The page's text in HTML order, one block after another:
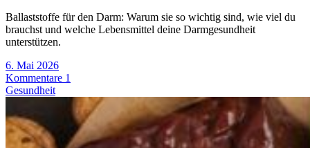
Ballaststoffe für den Darm: Warum sie so wichtig sind, wie viel du
brauchst und welche Lebensmittel deine Darmgesundheit
unterstützen.
6. Mai 2026
Kommentare 1
Gesundheit